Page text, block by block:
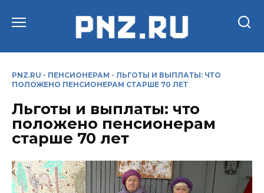
PNZ.RU - ПЕНСИОНЕРАМ - ЛЬГОТЫ И ВЫПЛАТЫ: ЧТО
ПОЛОЖЕНО ПЕНСИОНЕРАМ СТАРШЕ 70 ЛЕТ
Льготы и выплаты: что
положено пенсионерам
старше 70 лет